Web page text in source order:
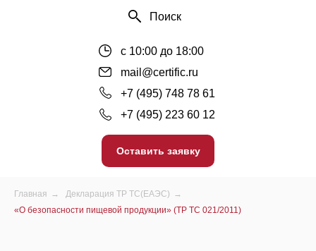
с 10:00 до 18:00
+7 (495) 223 60 12
+7 (495) 748 78 61
mail@certific.ru
Поиск
Оставить заявку
Главная → Декларация ТР ТС(ЕАЭС) →
«О безопасности пищевой продукции» (ТР ТС 021/2011)